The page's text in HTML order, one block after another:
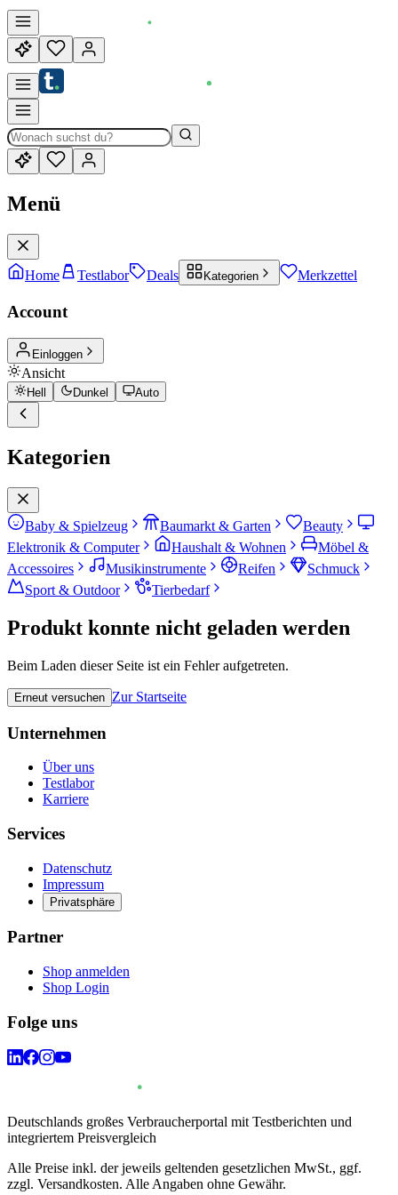
Menü
Home Testlabor Deals Kategorien Merkzettel
Account
Einloggen
Ansicht
Hell Dunkel Auto
Kategorien
Baby & Spielzeug Baumarkt & Garten
Beauty
Elektronik & Computer
Haushalt & Wohnen
Möbel &
Accessoires
Musikinstrumente Reifen
Schmuck
Sport & Outdoor
Tierbedarf
Produkt konnte nicht geladen werden
Beim Laden dieser Seite ist ein Fehler aufgetreten.
Erneut versuchen Zur Startseite
Unternehmen
Über uns
Testlabor
Karriere
Services
Datenschutz
Impressum
Privatsphäre
Partner
Shop anmelden
Shop Login
Folge uns
Deutschlands großes Verbraucherportal mit Testberichten und
integriertem Preisvergleich
Alle Preise inkl. der jeweils geltenden gesetzlichen MwSt., ggf.
zzgl. Versandkosten. Alle Angaben ohne Gewähr.